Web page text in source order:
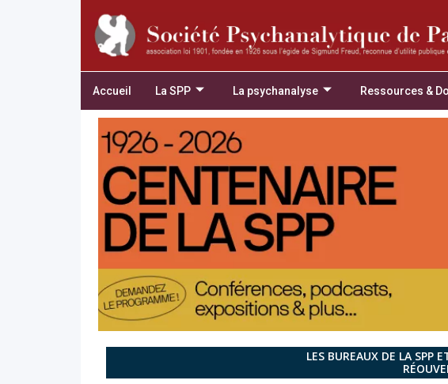
Accueil La SPP La psychanalyse Ressources &
LES BUREAUX DE LA SPP